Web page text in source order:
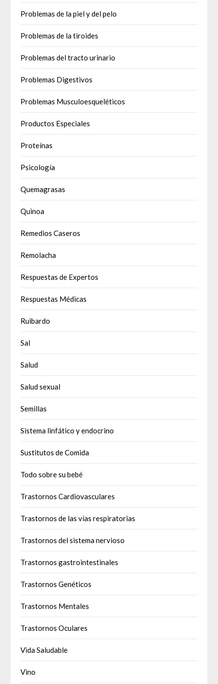
Problemas de la piel y del pelo
Problemas de la tiroides
Problemas del tracto urinario
Problemas Digestivos
Problemas Musculoesqueléticos
Productos Especiales
Proteínas
Psicología
Quemagrasas
Quinoa
Remedios Caseros
Remolacha
Respuestas de Expertos
Respuestas Médicas
Ruibardo
Sal
Salud
Salud sexual
Semillas
Sistema linfático y endocrino
Sustitutos de Comida
Todo sobre su bebé
Trastornos Cardiovasculares
Trastornos de las vías respiratorias
Trastornos del sistema nervioso
Trastornos gastrointestinales
Trastornos Genéticos
Trastornos Mentales
Trastornos Oculares
Vida Saludable
Vino